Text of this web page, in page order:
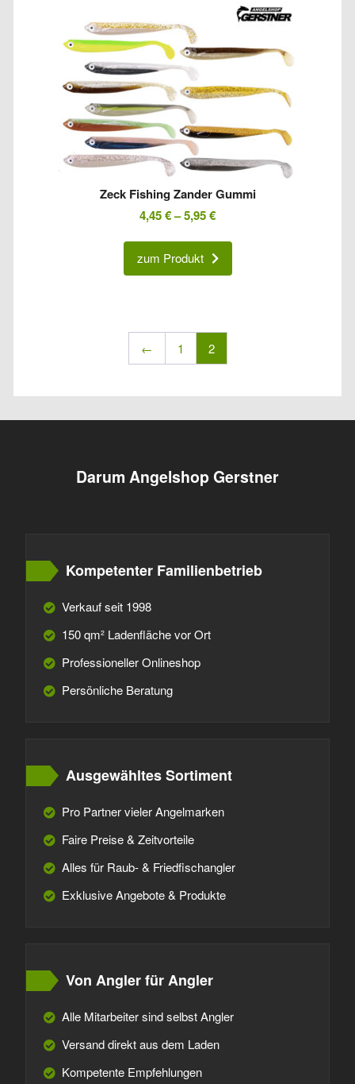
Zeck Fishing Zander Gummi
4,45€–5,95€
zum Produkt
← 1 2
Darum Angelshop Gerstner
Kompetenter Familienbetrieb
Verkauf seit 1998
150 qm² Ladenfläche vor Ort
Professioneller Onlineshop
Persönliche Beratung
Ausgewähltes Sortiment
Pro Partner vieler Angelmarken
Faire Preise & Zeitvorteile
Alles für Raub- & Friedfischangler
Exklusive Angebote & Produkte
Von Angler für Angler
Alle Mitarbeiter sind selbst Angler
Versand direkt aus dem Laden
Kompetente Empfehlungen